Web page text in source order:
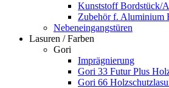
Kunststoff Bordstück/
Zubehör f. Aluminium
Nebeneingangstüren
Lasuren / Farben
Gori
Imprägnierung
Gori 33 Futur Plus
Gori 66